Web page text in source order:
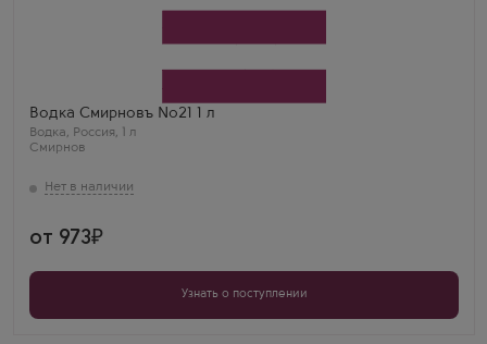
Водка Смирновъ №21 1 л
Водка, Россия,
1 л
Смирнов
от 973
Узнать о поступлении